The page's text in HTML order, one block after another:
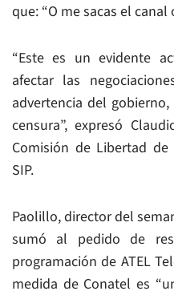
que: “O me sacas el canal
“Este es un evidente
afectar las
advertencia del
censura”, expresó
Comisión de Libertad
SIP.
Paolillo, director del
sumó al pedido de
programación de ATEL
medida de Conatel es